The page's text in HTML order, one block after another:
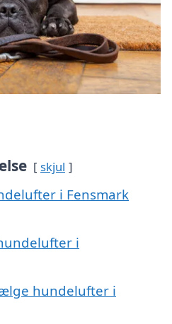
skjul
i Fensmark
i
hundelufter i